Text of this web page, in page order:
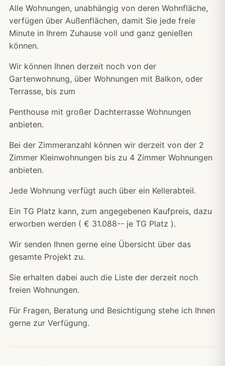
Alle Wohnungen, unabhängig von deren Wohnfläche,
verfügen über Außenflächen, damit Sie jede freie
Minute in Ihrem Zuhause voll und ganz genießen
können.
Wir können Ihnen derzeit noch von der
Gartenwohnung, über Wohnungen mit Balkon, oder
Terrasse, bis zum
Penthouse mit großer Dachterrasse Wohnungen
anbieten.
Bei der Zimmeranzahl können wir derzeit von der 2
Zimmer Kleinwohnungen bis zu 4 Zimmer Wohnungen
anbieten.
Jede Wohnung verfügt auch über ein Kellerabteil.
Ein TG Platz kann, zum angegebenen Kaufpreis, dazu
erworben werden ( € 31.088-- je TG Platz ).
Wir senden Ihnen gerne eine Übersicht über das
gesamte Projekt zu.
Sie erhalten dabei auch die Liste der derzeit noch
freien Wohnungen.
Für Fragen, Beratung und Besichtigung stehe ich Ihnen
gerne zur Verfügung.